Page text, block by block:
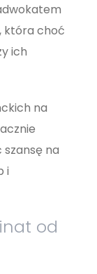
która choć
ich
na
na
i
od